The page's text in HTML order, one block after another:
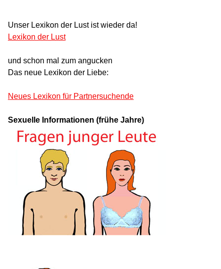
Unser Lexikon der Lust ist wieder da!
Lexikon der Lust
und schon mal zum angucken
Das neue Lexikon der Liebe:
Neues Lexikon für Partnersuchende
Sexuelle Informationen (frühe Jahre)